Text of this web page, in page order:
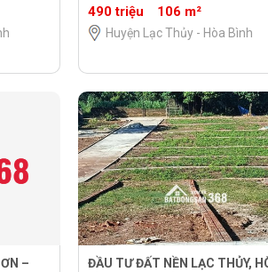
490 triệu 106 m²
Huyện Lạc Thủy - Hòa Bình
–
ĐẦU TƯ ĐẤT NỀN LẠC THỦY,